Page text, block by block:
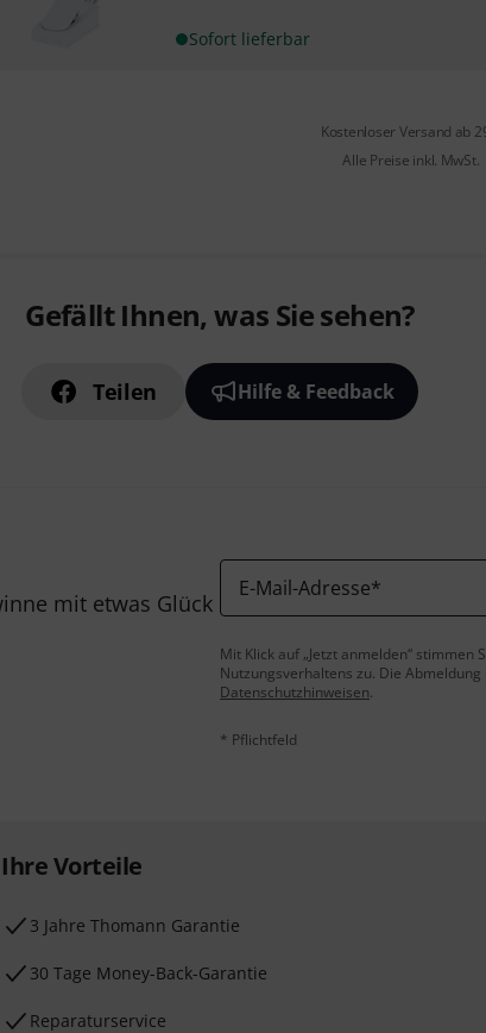
Sofort lieferbar
Kostenloser Versand ab
Alle Preise inkl. MwSt.
Gefällt Ihnen, was Sie sehen?
Teilen Hilfe & Feedback
mit etwas Glück
E-Mail-Adresse*
Mit Klick auf „Jetzt anmelden“
Nutzungsverhaltens zu. Die
Datenschutzhinweisen.
* Pflichtfeld
Ihre Vorteile
3 Jahre Thomann Garantie
30 Tage Money-Back-Garantie
Reparaturservice